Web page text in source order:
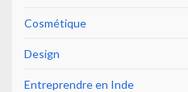
Cosmétique
Design
Entreprendre en Inde